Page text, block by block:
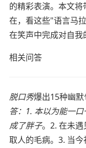
的精彩表演。本文
在，看这些"语言马
在笑声中完成对自我
相关问答
脱口秀爆出15种幽
答： 1. 本以为能一
成了胖子。2. 在未
取人的毛病。3. 当